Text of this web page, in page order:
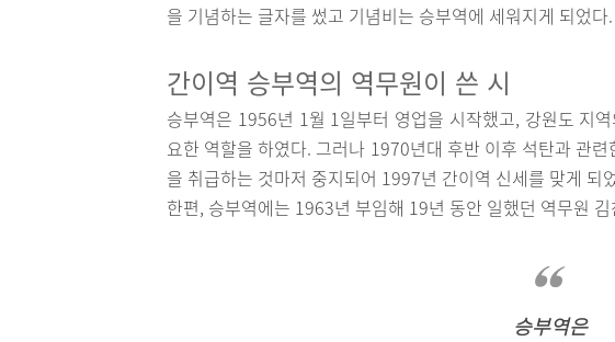
을 기념하는 글자를 썼고 기념비는 승부역에 세워지게 되었다.
간이역 승부역의 역무원이 쓴 시
승부역은 1956년 1월 1일부터 영업을 시작했고, 강원도 지
요한 역할을 하였다. 그러나 1970년대 후반 이후 석탄과 관
을 취급하는 것마저 중지되어 1997년 간이역 신세를 맞게 되
한편, 승부역에는 1963년 부임해 19년 동안 일했던 역무원
승부역은